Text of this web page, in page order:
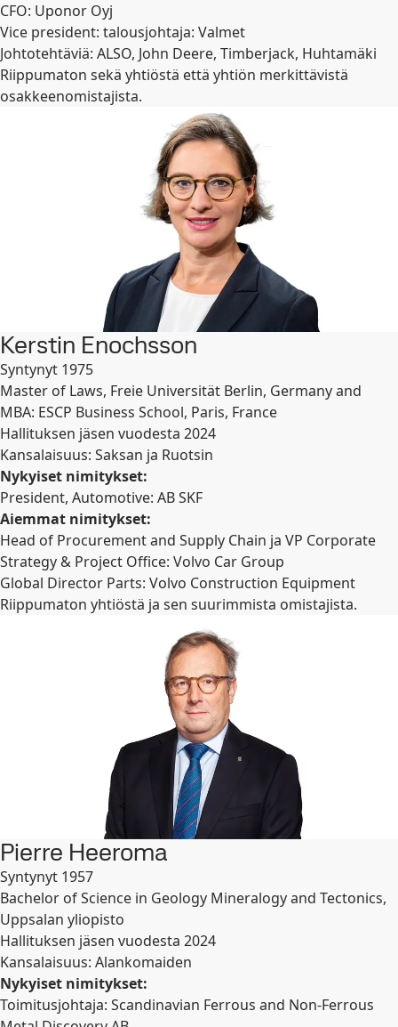
CFO: Uponor Oyj
Vice president: talousjohtaja: Valmet
Johtotehtäviä: ALSO, John Deere, Timberjack, Huhtamäki
Riippumaton sekä yhtiöstä että yhtiön merkittävistä
osakkeenomistajista.
Kerstin Enochsson
Syntynyt 1975
Master of Laws, Freie Universität Berlin, Germany and
MBA: ESCP Business School, Paris, France
Hallituksen jäsen vuodesta 2024
Kansalaisuus: Saksan ja Ruotsin
Nykyiset nimitykset:
President, Automotive: AB SKF
Aiemmat nimitykset:
Head of Procurement and Supply Chain ja VP Corporate
Strategy & Project Office: Volvo Car Group
Global Director Parts: Volvo Construction Equipment
Riippumaton yhtiöstä ja sen suurimmista omistajista.
Pierre Heeroma
Syntynyt 1957
Bachelor of Science in Geology Mineralogy and Tectonics,
Uppsalan yliopisto
Hallituksen jäsen vuodesta 2024
Kansalaisuus: Alankomaiden
Nykyiset nimitykset:
Toimitusjohtaja: Scandinavian Ferrous and Non-Ferrous